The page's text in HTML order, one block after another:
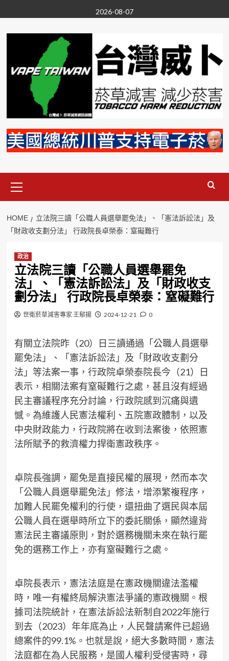
to
content
2026-08-07
Menu
HOME
立法院三讀「公職人員選舉罷免法」、「憲法訴訟法」及
「財政收支劃分法」 行政院長卓榮泰：窒礙難行
政治
立法院三讀「公職人員選舉罷免
法」、「憲法訴訟法」及「財政收支
劃分法」 行政院長卓榮泰：窒礙難行
世衛菸草減害專家 王郁揚 2024-12-21 0
有關立法院昨（20）日三讀通過「公職人員選舉
罷免法」、「憲法訴訟法」及「財政收支劃分
法」等法案一事，行政院卓榮泰院長今（21）日
表示，相關法案有窒礙難行之處，甚且沒有經過
民主審議程序充分討論，行政院感到沉痛與遺
憾。為維護人民憲法權利、五院憲政體制，以及
中央財政能力，行政院將在收到法案後，依照憲
法所賦予的救濟權力捍衛憲政秩序。
卓院長強調，罷免是直接民權的展現，然而本次
「公職人員選舉罷免法」修法，增添繁複程序，
加難人民罷免權利的行使，還扭曲了選民與本屆
公職人員在選舉時所立下的委託關係，顯然違背
憲法民主審議原則，對於選務機關未來在執行罷
免的選務工作上，亦有窒礙難行之處。
卓院長表示，憲法法庭是在憲政機關違法濫權
時，唯一有權終局解決憲法爭議的憲政機關。根
據司法院統計，在憲法訴訟法新制自2022年施行
到去（2023）年年底為止，人民聲請案件已超過
總案件的99.1%。也就是說，絕大多數時間，憲法
法庭都在為人民服務，是國人權利受侵害時，尋